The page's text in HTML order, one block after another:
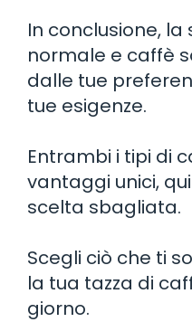
In conclusione,
normale e caffè
dalle tue
tue esigenze.
Entrambi i tipi di
vantaggi unici,
scelta sbagliata.
Scegli ciò che ti
la tua tazza di
giorno.